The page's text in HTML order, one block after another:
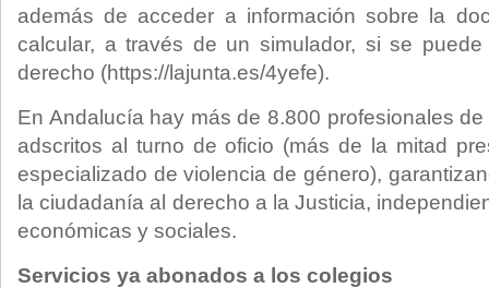
además de acceder a información sobre la
calcular, a través de un simulador, si se
derecho (https://lajunta.es/4yefe).
En Andalucía hay más de 8.800 profesionales
adscritos al turno de oficio (más de la mitad
especializado de violencia de género),
la ciudadanía al derecho a la Justicia,
económicas y sociales.
Servicios ya abonados a los colegios